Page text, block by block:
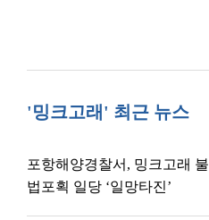
'밍크고래' 최근 뉴스
포항해양경찰서, 밍크고래 불
법포획 일당 ‘일망타진’